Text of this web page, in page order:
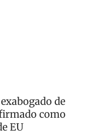
de
como
EU